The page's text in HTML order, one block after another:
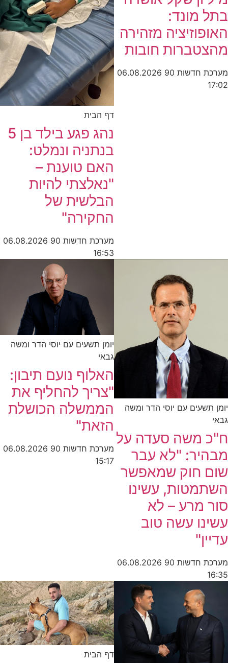
בתל מונד:
האופוזיציה מזהירה
מהצטברות חובות
מערכת חדשות 90
06.08.2026
17:02
דף הבית
נהג פגע בילד בן 5
בנתניה ונמלט:
האם טוענת –
"נאלצתי להיות
הבלשית של
החקירה"
מערכת חדשות 90
06.08.2026
16:53
יומן תשעים עם יוסי הדר ומשה
גבאי
ח"כ משה סעדה על
מבהיר: "לא עבר
שום חוק שמאפשר
השתמטות, עשינו
סור מרע – לא
עשינו עשה טוב
עדיין"
מערכת חדשות 90
06.08.2026
16:35
יומן תשעים עם יוסי הדר ומשה
גבאי
האלוף נועם תיבון:
"צריך להחליף את
הממשלה הכושלת
הזאת"
מערכת חדשות 90
06.08.2026
15:17
דף הבית